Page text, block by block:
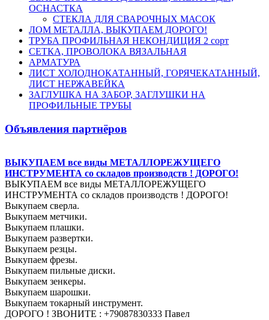
ОСНАСТКА
СТЕКЛА ДЛЯ СВАРОЧНЫХ МАСОК
ЛОМ МЕТАЛЛА, ВЫКУПАЕМ ДОРОГО!
ТРУБА ПРОФИЛЬНАЯ НЕКОНДИЦИЯ 2 сорт
СЕТКА, ПРОВОЛОКА ВЯЗАЛЬНАЯ
АРМАТУРА
ЛИСТ ХОЛОДНОКАТАННЫЙ, ГОРЯЧЕКАТАННЫЙ,
ЛИСТ НЕРЖАВЕЙКА
ЗАГЛУШКА НА ЗАБОР, ЗАГЛУШКИ НА
ПРОФИЛЬНЫЕ ТРУБЫ
Объявления партнёров
ВЫКУПАЕМ все виды МЕТАЛЛОРЕЖУЩЕГО
ИНСТРУМЕНТА со складов производств ! ДОРОГО!
ВЫКУПАЕМ все виды МЕТАЛЛОРЕЖУЩЕГО
ИНСТРУМЕНТА со складов производств ! ДОРОГО!
Выкупаем сверла.
Выкупаем метчики.
Выкупаем плашки.
Выкупаем развертки.
Выкупаем резцы.
Выкупаем фрезы.
Выкупаем пильные диски.
Выкупаем зенкеры.
Выкупаем шарошки.
Выкупаем токарный инструмент.
ДОРОГО ! ЗВОНИТЕ : +79087830333 Павел